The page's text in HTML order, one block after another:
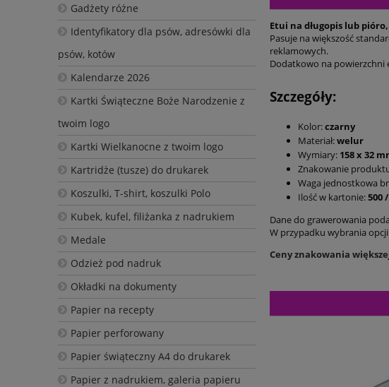
Gadżety różne
Identyfikatory dla psów, adresówki dla
psów, kotów
Kalendarze 2026
Kartki Świąteczne Boże Narodzenie z
twoim logo
Kartki Wielkanocne z twoim logo
Kartridże (tusze) do drukarek
Koszulki, T-shirt, koszulki Polo
Kubek, kufel, filiżanka z nadrukiem
Medale
Odzież pod nadruk
Okładki na dokumenty
Papier na recepty
Papier perforowany
Papier świąteczny A4 do drukarek
Papier z nadrukiem, galeria papieru
Etui na długopis lub
Pasuje na większość
reklamowych.
Dodatkowo na powierzchni
Szczegóły:
Kolor:czarny
Materiał:welur
Wymiary: 158 x 32
Znakowanie
Waga jednostkowa
Ilość w kartonie:500
Dane do grawerowania
W przypadku wybrania
Ceny znakowania